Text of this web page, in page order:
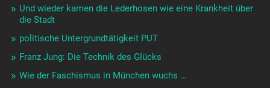
Und wieder kamen die Lederhosen wie eine Krankheit über
die Stadt
politische Untergrundtätigkeit PUT
Franz Jung: Die Technik des Glücks
Wie der Faschismus in München wuchs …